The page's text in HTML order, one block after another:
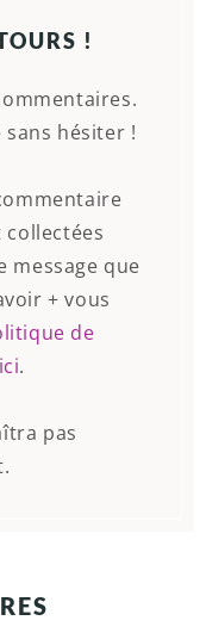
!
sans hésiter !
message que
+ vous
de
.
pas